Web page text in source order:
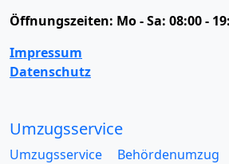
Öffnungszeiten: Mo - Sa: 08:00 -
Impressum
Datenschutz
Umzugsservice
Umzugsservice Behördenumzug